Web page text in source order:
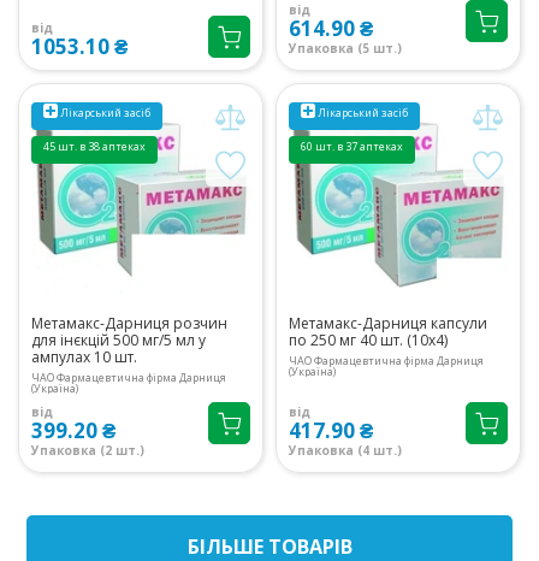
від
1053.10 ₴
від
614.90 ₴
Упаковка (5 шт.)
Лікарський засіб
45 шт. в 38 аптеках
Метамакс-Дарниця розчин
для інєкцій 500 мг/5 мл у
ампулах 10 шт.
ЧАО Фармацевтична фірма Дарниця
(Україна)
від
399.20 ₴
Упаковка (2 шт.)
Лікарський засіб
60 шт. в 37 аптеках
Метамакс-Дарниця капсули
по 250 мг 40 шт. (10х4)
ЧАО Фармацевтична фірма Дарниця
(Україна)
від
417.90 ₴
Упаковка (4 шт.)
БIЛЬШЕ ТОВАРIВ